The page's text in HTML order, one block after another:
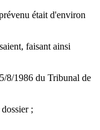
était d'environ
faisant ainsi
8/1986 du Tribunal de
;